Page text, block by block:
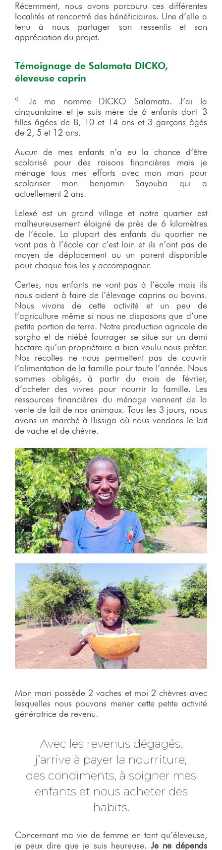
Récemment, nous avons parcouru ces différentes
localités et rencontré des bénéficiaires. Une d’elle a
tenu à nous partager son ressentis et son
appréciation du projet.
Témoignage de Salamata DICKO,
éleveuse caprin
« Je me nomme DICKO Salamata. J’ai la
cinquantaine et je suis mère de 6 enfants dont 3
filles âgées de 8, 10 et 14 ans et 3 garçons âgés
de 2, 5 et 12 ans.
Aucun de mes enfants n’a eu la chance d’être
scolarisé pour des raisons financières mais je
ménage tous mes efforts avec mon mari pour
scolariser mon benjamin Sayouba qui a
actuellement 2 ans.
Lelexé est un grand village et notre quartier est
malheureusement éloigné de près de 6 kilomètres
de l’école. La plupart des enfants du quartier ne
vont pas à l’école car c’est loin et ils n’ont pas de
moyen de déplacement ou un parent disponible
pour chaque fois les y accompagner.
Certes, nos enfants ne vont pas à l’école mais ils
nous aident à faire de l’élevage caprins ou bovins.
Nous vivons de cette activité et un peu de
l’agriculture même si nous ne disposons que d’une
petite portion de terre. Notre production agricole de
sorgho et de niébé fourrager se situe sur un demi
hectare qu’un propriétaire a bien voulu nous prêter.
Nos récoltes ne nous permettent pas de couvrir
l’alimentation de la famille pour toute l’année. Nous
sommes obligés, à partir du mois de février,
d’acheter des vivres pour nourrir la famille. Les
ressources financières du ménage viennent de la
vente de lait de nos animaux. Tous les 3 jours, nous
avons un marché à Bissiga où nous vendons le lait
de vache et de chèvre.
Mon mari possède 2 vaches et moi 2 chèvres avec
lesquelles nous pouvons mener cette petite activité
génératrice de revenu.
Avec les revenus dégagés,
j’arrive à payer la nourriture,
des condiments, à soigner mes
enfants et nous acheter des
habits.
Concernant ma vie de femme en tant qu’éleveuse,
je peux dire que je suis heureuse. Je ne dépends